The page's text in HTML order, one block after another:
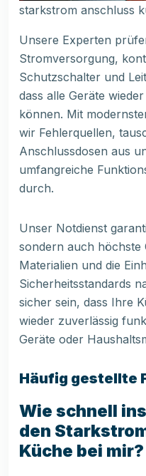
starkstrom anschluss
Unsere Experten
Stromversorgung,
Schutzschalter und
dass alle Geräte
können. Mit
wir Fehlerquellen,
Anschlussdosen aus
umfangreiche
durch.
Unser Notdienst
sondern auch höchste
Materialien und die
Sicherheitsstandards
sicher sein, dass Ihre
wieder zuverlässig
Geräte oder
Häufig gestellte
Wie schnell
den
Küche bei mir?